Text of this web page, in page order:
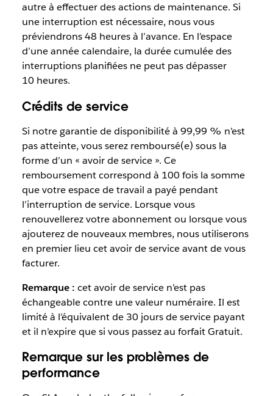
autre à effectuer des actions de maintenance. Si
une interruption est nécessaire, nous vous
préviendrons 48 heures à l’avance. En l’espace
d’une année calendaire, la durée cumulée des
interruptions planifiées ne peut pas dépasser
10 heures.
Crédits de service
Si notre garantie de disponibilité à 99,99 % n’est
pas atteinte, vous serez remboursé(e) sous la
forme d’un « avoir de service ». Ce
remboursement correspond à 100 fois la somme
que votre espace de travail a payé pendant
l’interruption de service. Lorsque vous
renouvellerez votre abonnement ou lorsque vous
ajouterez de nouveaux membres, nous utiliserons
en premier lieu cet avoir de service avant de vous
facturer.
Remarque : cet avoir de service n’est pas
échangeable contre une valeur numéraire. Il est
limité à l’équivalent de 30 jours de service payant
et il n’expire que si vous passez au forfait Gratuit.
Remarque sur les problèmes de
performance